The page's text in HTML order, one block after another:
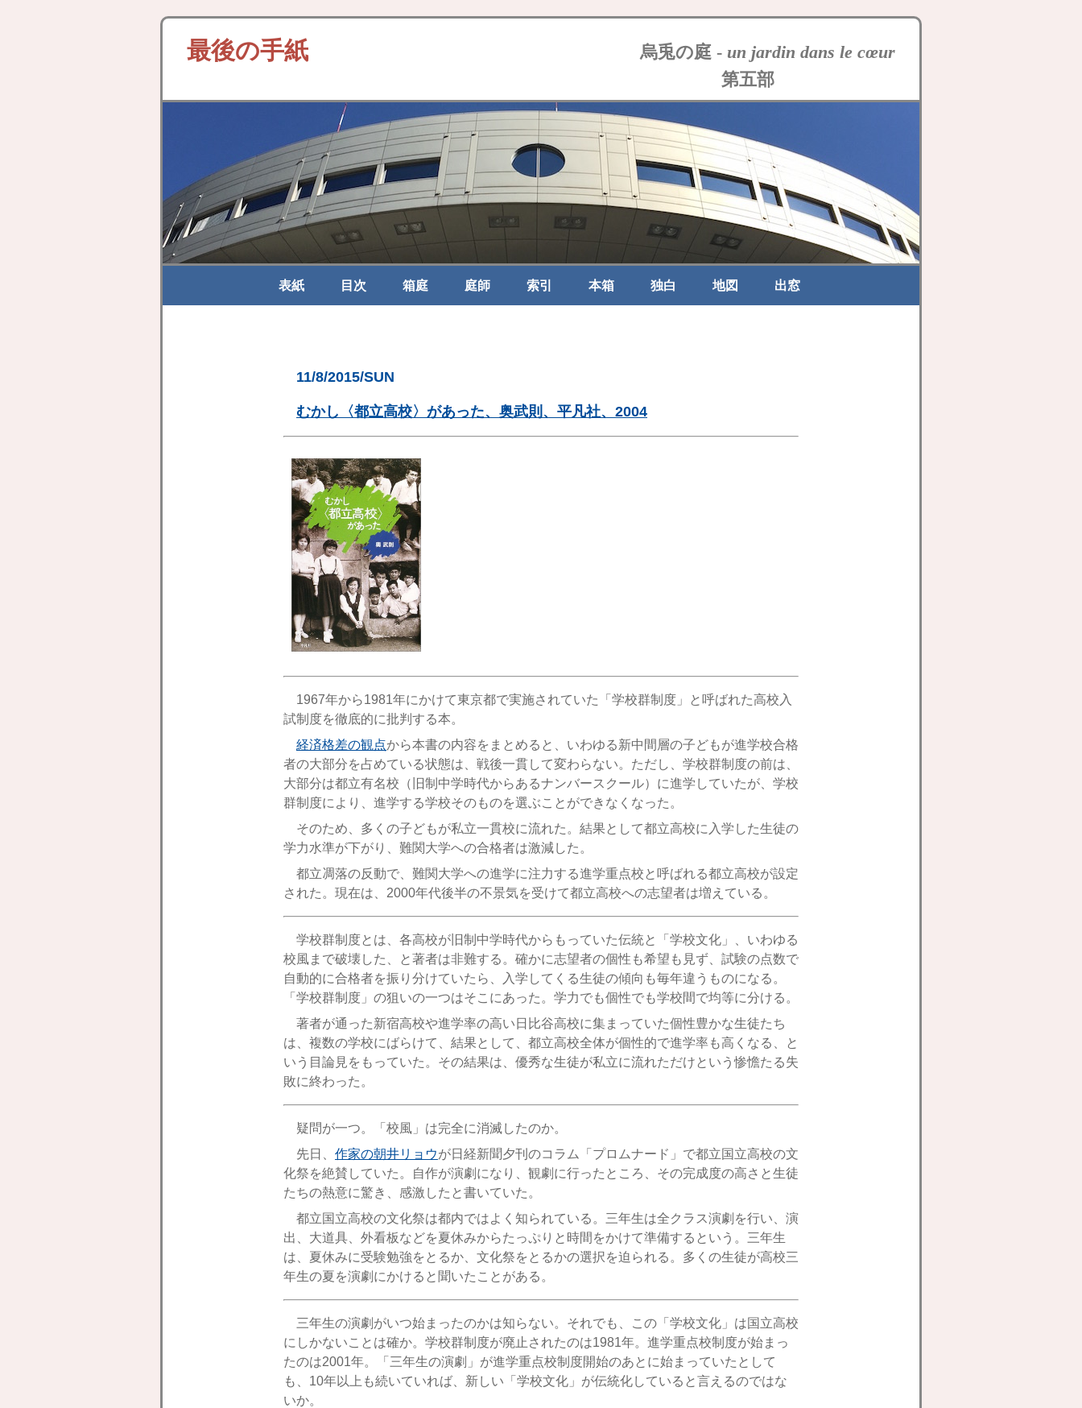
最後の手紙 烏兎の庭 - un jardin dans le cœur
第五部
表紙 目次 箱庭 庭師 索引 本箱 独白 地図 出窓
11/8/2015/SUN
むかし〈都立高校〉があった、奥武則、平凡社、2004
1967年から1981年にかけて東京都で実施されていた「学校群制度」と呼ばれた高校入
試制度を徹底的に批判する本。
経済格差の観点から本書の内容をまとめると、いわゆる新中間層の子どもが進学校合格
者の大部分を占めている状態は、戦後一貫して変わらない。ただし、学校群制度の前は、
大部分は都立有名校（旧制中学時代からあるナンバースクール）に進学していたが、学校
群制度により、進学する学校そのものを選ぶことができなくなった。
そのため、多くの子どもが私立一貫校に流れた。結果として都立高校に入学した生徒の
学力水準が下がり、難関大学への合格者は激減した。
都立凋落の反動で、難関大学への進学に注力する進学重点校と呼ばれる都立高校が設定
された。現在は、2000年代後半の不景気を受けて都立高校への志望者は増えている。
学校群制度とは、各高校が旧制中学時代からもっていた伝統と「学校文化」、いわゆる
校風まで破壊した、と著者は非難する。確かに志望者の個性も希望も見ず、試験の点数で
自動的に合格者を振り分けていたら、入学してくる生徒の傾向も毎年違うものになる。
「学校群制度」の狙いの一つはそこにあった。学力でも個性でも学校間で均等に分ける。
著者が通った新宿高校や進学率の高い日比谷高校に集まっていた個性豊かな生徒たち
は、複数の学校にばらけて、結果として、都立高校全体が個性的で進学率も高くなる、と
いう目論見をもっていた。その結果は、優秀な生徒が私立に流れただけという惨憺たる失
敗に終わった。
疑問が一つ。「校風」は完全に消滅したのか。
先日、 作家の朝井リョウが日経新聞夕刊のコラム「プロムナード」で都立国立高校の文
化祭を絶賛していた。自作が演劇になり、観劇に行ったところ、その完成度の高さと生徒
たちの熱意に驚き、感激したと書いていた。
都立国立高校の文化祭は都内ではよく知られている。三年生は全クラス演劇を行い、演
出、大道具、外看板などを夏休みからたっぷりと時間をかけて準備するという。三年生
は、夏休みに受験勉強をとるか、文化祭をとるかの選択を迫られる。多くの生徒が高校三
年生の夏を演劇にかけると聞いたことがある。
三年生の演劇がいつ始まったのかは知らない。それでも、この「学校文化」は国立高校
にしかないことは確か。学校群制度が廃止されたのは1981年。進学重点校制度が始まっ
たのは2001年。「三年生の演劇」が進学重点校制度開始のあとに始まっていたとして
も、10年以上も続いていれば、新しい「学校文化」が伝統化していると言えるのではな
いか。